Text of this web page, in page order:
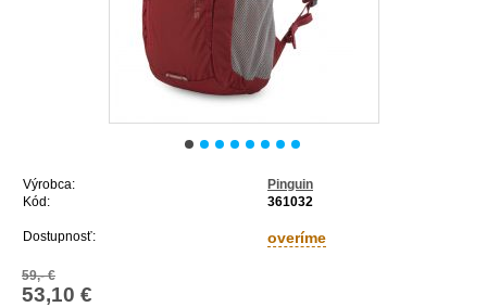
Výrobca:
Pinguin
Kód:
361032
Dostupnosť: overíme
59,- €
53,10 €